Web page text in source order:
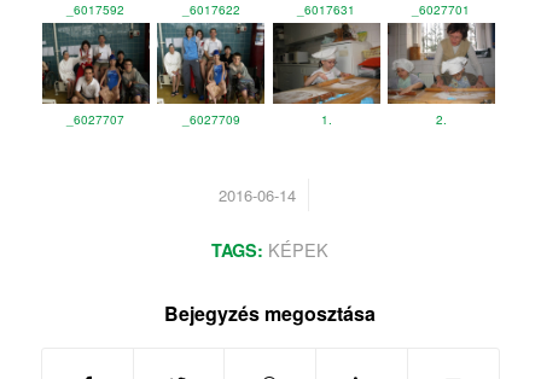
_6017592 _6017622 _6017631 _6027701
_6027707 _6027709 1. 2.
2016-06-14
/
TAGS: KÉPEK
Bejegyzés megosztása